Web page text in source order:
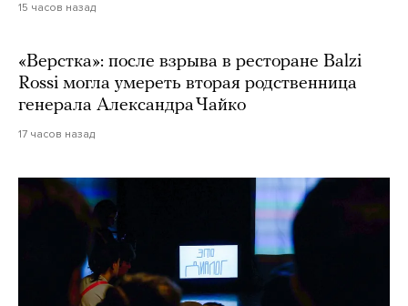
15 часов назад
«Верстка»: после взрыва в ресторане Balzi
Rossi могла умереть вторая родственница
генерала Александра Чайко
17 часов назад